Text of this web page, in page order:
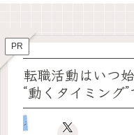
PR
転職活動はいつ
“動くタイミング
メガネのしごと